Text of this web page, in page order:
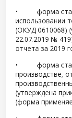
• форма
использовании
(ОКУД 0610068)
22.07.2019 №
отчета за 2019
• форма
производстве,
(утверждена
(форма